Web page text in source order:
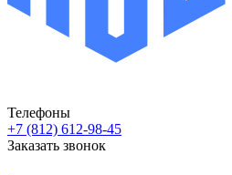
Телефоны
+7 (812) 612-98-45
Заказать звонок